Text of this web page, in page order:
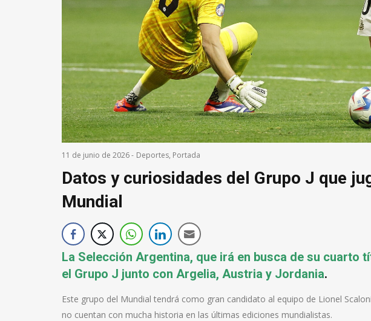
11 de junio de 2026- Deportes, Portada
Datos y curiosidades del Grupo J que
Mundial
La Selección Argentina, que irá en busca de su cuarto
el Grupo J junto con Argelia, Austria y Jordania.
Este grupo del Mundial tendrá como gran candidato al equipo de Lionel
no cuentan con mucha historia en las últimas ediciones mundialistas.